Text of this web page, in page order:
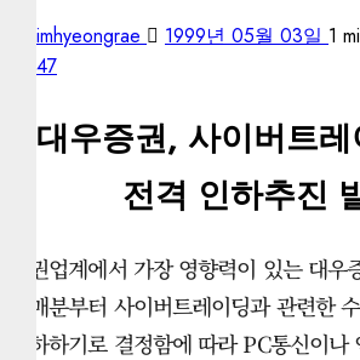
kimhyeongrae 1999년 05월 03일 1
147
“대우증권, 사이버트
전격 인하추진
증권업계에서 가장 영향력이 있는 대
매매분부터 사이버트레이딩과 관련한
인하하기로 결정함에 따라 PC통신이